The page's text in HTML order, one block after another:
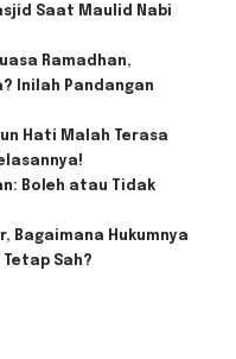
Saat Maulid Nabi
Ramadhan,
Inilah Pandangan
Hati Malah Terasa
Boleh atau Tidak
Bagaimana Hukumnya
Sah?